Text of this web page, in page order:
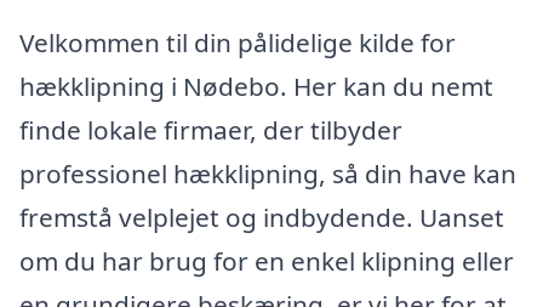
Velkommen til din pålidelige kilde for
hækklipning i Nødebo. Her kan du nemt
finde lokale firmaer, der tilbyder
professionel hækklipning, så din have kan
fremstå velplejet og indbydende. Uanset
om du har brug for en enkel klipning eller